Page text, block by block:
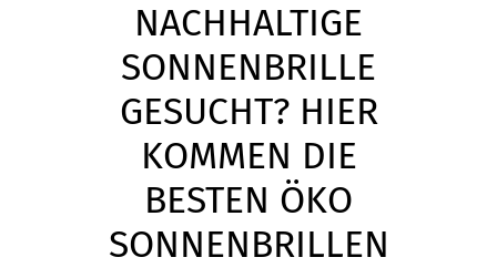
NACHHALTIGE
SONNENBRILLE
GESUCHT? HIER
KOMMEN DIE
BESTEN ÖKO
SONNENBRILLEN